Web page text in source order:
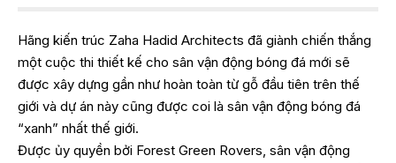
Hãng kiến trúc Zaha Hadid Architects đã giành chiến thắng
một cuộc thi thiết kế cho sân vận động bóng đá mới sẽ
được xây dựng gần như hoàn toàn từ gỗ đầu tiên trên thế
giới và dự án này cũng được coi là sân vận động bóng đá
“xanh” nhất thế giới.
Được ủy quyền bởi Forest Green Rovers, sân vận động